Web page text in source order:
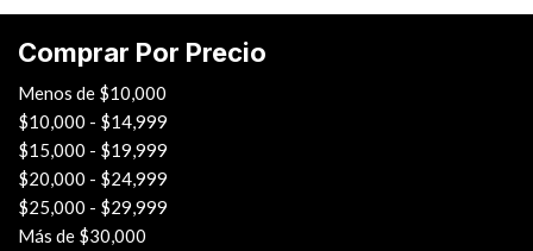
Comprar Por Precio
Menos de $10,000
$10,000 - $14,999
$15,000 - $19,999
$20,000 - $24,999
$25,000 - $29,999
Más de $30,000